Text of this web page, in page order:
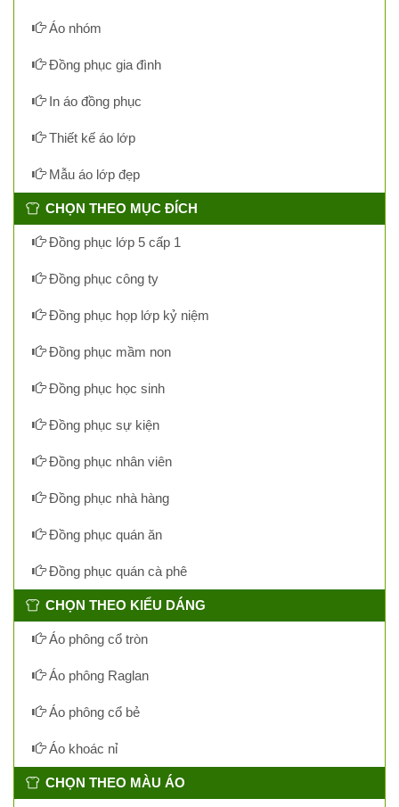
Áo nhóm
Đồng phục gia đình
In áo đồng phục
Thiết kế áo lớp
Mẫu áo lớp đẹp
CHỌN THEO MỤC ĐÍCH
Đồng phục lớp 5 cấp 1
Đồng phục công ty
Đồng phục họp lớp kỷ niệm
Đồng phục mầm non
Đồng phục học sinh
Đồng phục sự kiện
Đồng phục nhân viên
Đồng phục nhà hàng
Đồng phục quán ăn
Đồng phục quán cà phê
CHỌN THEO KIỂU DÁNG
Áo phông cổ tròn
Áo phông Raglan
Áo phông cổ bẻ
Áo khoác nỉ
CHỌN THEO MÀU ÁO